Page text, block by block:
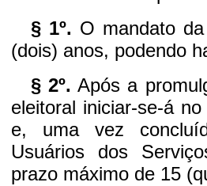
§ 1º. O mandato
(dois) anos, podendo
§ 2º. Após a
eleitoral iniciar-se-á
e, uma vez
Usuários dos
prazo máximo de 15